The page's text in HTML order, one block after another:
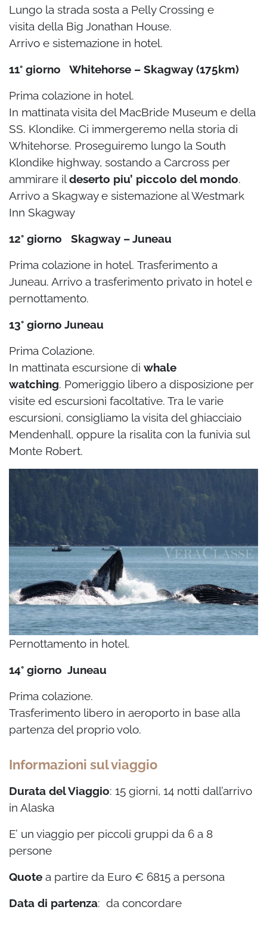
Lungo la strada sosta a Pelly Crossing e
visita della Big Jonathan House.
Arrivo e sistemazione in hotel.
11° giorno Whitehorse – Skagway (175km)
Prima colazione in hotel.
In mattinata visita del MacBride Museum e della
SS. Klondike. Ci immergeremo nella storia di
Whitehorse. Proseguiremo lungo la South
Klondike highway, sostando a Carcross per
ammirare ildeserto piu’ piccolo del mondo.
Arrivo a Skagway e sistemazione al Westmark
Inn Skagway
12° giorno Skagway – Juneau
Prima colazione in hotel. Trasferimento a
Juneau. Arrivo a trasferimento privato in hotel e
pernottamento.
13° giorno Juneau
Prima Colazione.
In mattinata escursione di whale
watching. Pomeriggio libero a disposizione per
visite ed escursioni facoltative. Tra le varie
escursioni, consigliamo la visita del ghiacciaio
Mendenhall, oppure la risalita con la funivia sul
Monte Robert.
Pernottamento in hotel.
14° giorno Juneau
Prima colazione.
Trasferimento libero in aeroporto in base alla
partenza del proprio volo.
Informazioni sul viaggio
Durata del Viaggio: 15 giorni, 14 notti dall’arrivo
in Alaska
E’ un viaggio per piccoli gruppi da 6 a 8
persone
Quote a partire da Euro € 6815 a persona
Data di partenza: da concordare